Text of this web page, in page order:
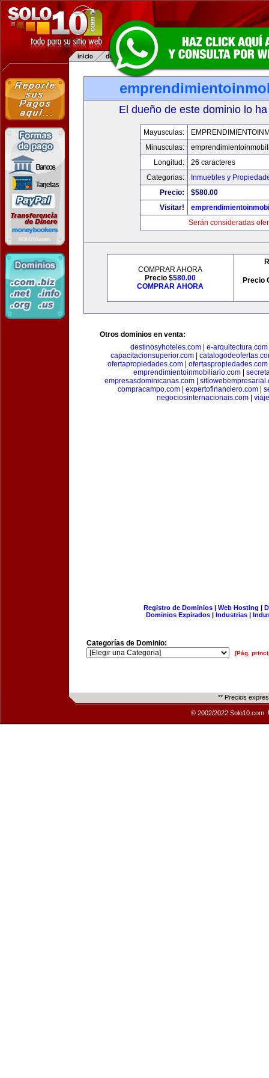
El dueño de este dominio lo
Mayusculas:
Minusculas:
Longitud:
26 caracteres
Categorias:
Inmuebles y
Precio:
$580.00
Visitar!
Serán consideradas
COMPRAR AHORA
Precio $580.00
COMPRAR AHORA
Precio
Otros dominios en venta:
destinosyhoteles.com
e-arquitectura.com
capacitacionsuperior.com
ofertapropiedades.com
ofertaspropiedades.com
emprendimientoinmobiliario.com|
empresasdominicanas.com|
compracampo.com| expertofinanciero.com|
negociosinternacionais.com|
Registro de Dominios| Web Hosting |
Dominios Expirados | Industrias |
Categorías de Dominio:
[Pág.
** Precios
© 2002/2022 Solo10.com